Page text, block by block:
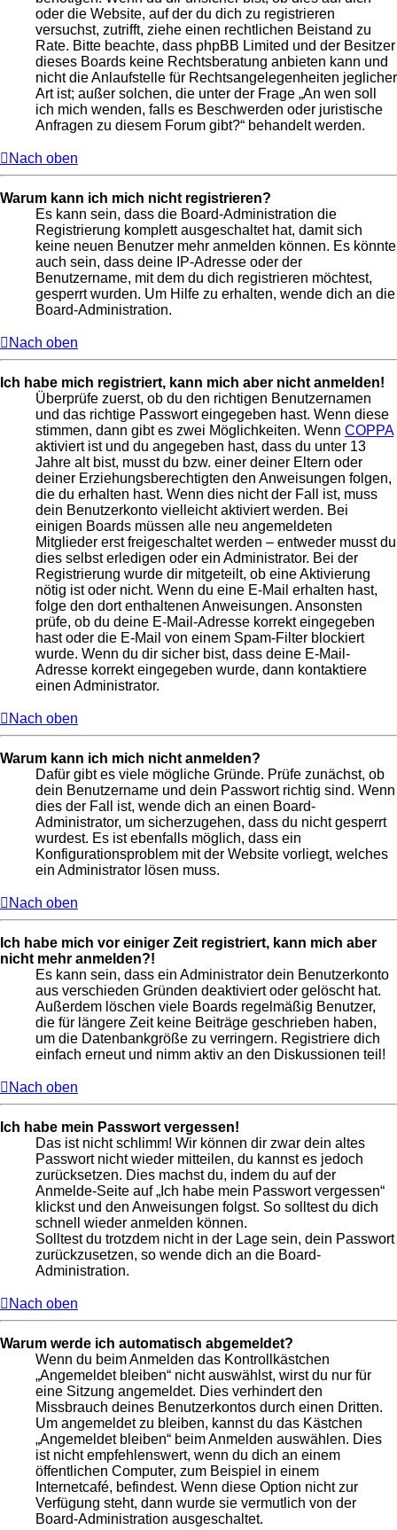
oder die Website, auf der du dich zu registrieren
versuchst, zutrifft, ziehe einen rechtlichen Beistand zu
Rate. Bitte beachte, dass phpBB Limited und der Besitzer
dieses Boards keine Rechtsberatung anbieten kann und
nicht die Anlaufstelle für Rechtsangelegenheiten jeglicher
Art ist; außer solchen, die unter der Frage „An wen soll
ich mich wenden, falls es Beschwerden oder juristische
Anfragen zu diesem Forum gibt?“ behandelt werden.
Nach oben
Warum kann ich mich nicht registrieren?
Es kann sein, dass die Board-Administration die
Registrierung komplett ausgeschaltet hat, damit sich
keine neuen Benutzer mehr anmelden können. Es könnte
auch sein, dass deine IP-Adresse oder der
Benutzername, mit dem du dich registrieren möchtest,
gesperrt wurden. Um Hilfe zu erhalten, wende dich an die
Board-Administration.
Nach oben
Ich habe mich registriert, kann mich aber nicht anmelden!
Überprüfe zuerst, ob du den richtigen Benutzernamen
und das richtige Passwort eingegeben hast. Wenn diese
stimmen, dann gibt es zwei Möglichkeiten. Wenn COPPA
aktiviert ist und du angegeben hast, dass du unter 13
Jahre alt bist, musst du bzw. einer deiner Eltern oder
deiner Erziehungsberechtigten den Anweisungen folgen,
die du erhalten hast. Wenn dies nicht der Fall ist, muss
dein Benutzerkonto vielleicht aktiviert werden. Bei
einigen Boards müssen alle neu angemeldeten
Mitglieder erst freigeschaltet werden – entweder musst du
dies selbst erledigen oder ein Administrator. Bei der
Registrierung wurde dir mitgeteilt, ob eine Aktivierung
nötig ist oder nicht. Wenn du eine E-Mail erhalten hast,
folge den dort enthaltenen Anweisungen. Ansonsten
prüfe, ob du deine E-Mail-Adresse korrekt eingegeben
hast oder die E-Mail von einem Spam-Filter blockiert
wurde. Wenn du dir sicher bist, dass deine E-Mail-
Adresse korrekt eingegeben wurde, dann kontaktiere
einen Administrator.
Nach oben
Warum kann ich mich nicht anmelden?
Dafür gibt es viele mögliche Gründe. Prüfe zunächst, ob
dein Benutzername und dein Passwort richtig sind. Wenn
dies der Fall ist, wende dich an einen Board-
Administrator, um sicherzugehen, dass du nicht gesperrt
wurdest. Es ist ebenfalls möglich, dass ein
Konfigurationsproblem mit der Website vorliegt, welches
ein Administrator lösen muss.
Nach oben
Ich habe mich vor einiger Zeit registriert, kann mich aber
nicht mehr anmelden?!
Es kann sein, dass ein Administrator dein Benutzerkonto
aus verschieden Gründen deaktiviert oder gelöscht hat.
Außerdem löschen viele Boards regelmäßig Benutzer,
die für längere Zeit keine Beiträge geschrieben haben,
um die Datenbankgröße zu verringern. Registriere dich
einfach erneut und nimm aktiv an den Diskussionen teil!
Nach oben
Ich habe mein Passwort vergessen!
Das ist nicht schlimm! Wir können dir zwar dein altes
Passwort nicht wieder mitteilen, du kannst es jedoch
zurücksetzen. Dies machst du, indem du auf der
Anmelde-Seite auf „Ich habe mein Passwort vergessen“
klickst und den Anweisungen folgst. So solltest du dich
schnell wieder anmelden können.
Solltest du trotzdem nicht in der Lage sein, dein Passwort
zurückzusetzen, so wende dich an die Board-
Administration.
Nach oben
Warum werde ich automatisch abgemeldet?
Wenn du beim Anmelden das Kontrollkästchen
„Angemeldet bleiben“ nicht auswählst, wirst du nur für
eine Sitzung angemeldet. Dies verhindert den
Missbrauch deines Benutzerkontos durch einen Dritten.
Um angemeldet zu bleiben, kannst du das Kästchen
„Angemeldet bleiben“ beim Anmelden auswählen. Dies
ist nicht empfehlenswert, wenn du dich an einem
öffentlichen Computer, zum Beispiel in einem
Internetcafé, befindest. Wenn diese Option nicht zur
Verfügung steht, dann wurde sie vermutlich von der
Board-Administration ausgeschaltet.